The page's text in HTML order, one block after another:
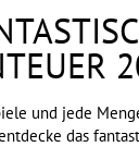
und jede
das